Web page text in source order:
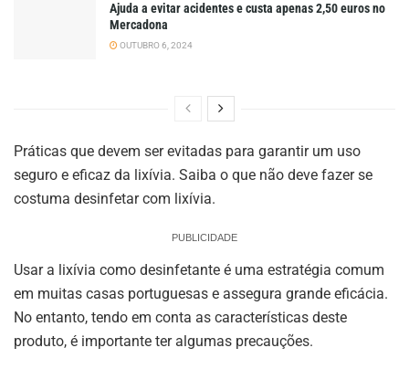
Ajuda a evitar acidentes e custa apenas 2,50 euros no
Mercadona
OUTUBRO 6, 2024
Práticas que devem ser evitadas para garantir um uso
seguro e eficaz da lixívia. Saiba o que não deve fazer se
costuma desinfetar com lixívia.
PUBLICIDADE
Usar a lixívia como desinfetante é uma estratégia comum
em muitas casas portuguesas e assegura grande eficácia.
No entanto, tendo em conta as características deste
produto, é importante ter algumas precauções.